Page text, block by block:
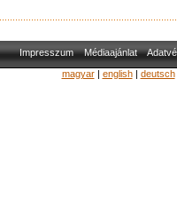
Impresszum Médiaajánlat
magyar| english| deutsch